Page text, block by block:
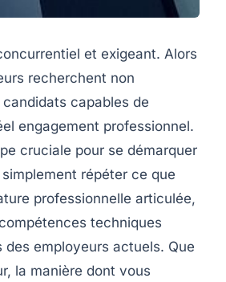
et exigeant. Alors
recherchent non
capables de
engagement professionnel.
cruciale pour se démarquer
répéter ce que
professionnelle articulée,
techniques
des employeurs actuels. Que
la manière dont vous